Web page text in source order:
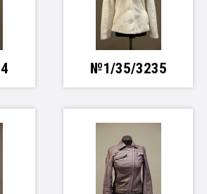
№1/35/3235